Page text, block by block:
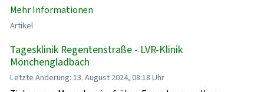
Mehr Informationen
Artikel
Tagesklinik Regentenstraße - LVR-Klinik
Mönchengladbach
Letzte Änderung: 13. August 2024, 08:18 Uhr